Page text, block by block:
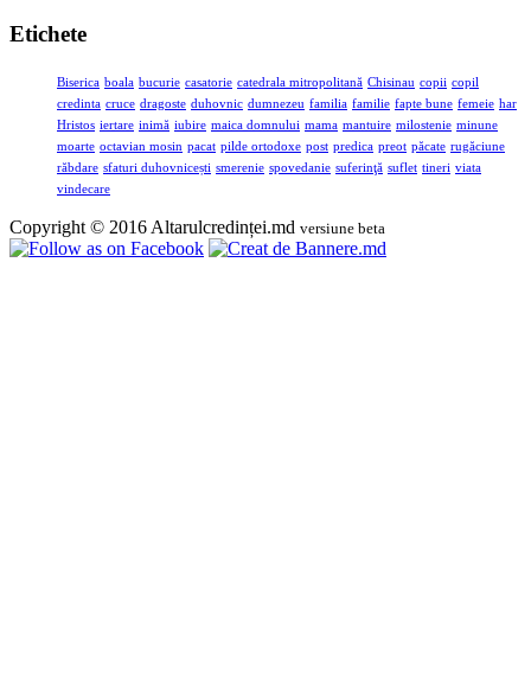
Etichete
Biserica boala bucurie casatorie catedrala mitropolitană Chisinau copii copil
credinta cruce dragoste duhovnic dumnezeu familia familie fapte bune femeie har
Hristos iertare inimă iubire maica domnului mama mantuire milostenie minune
moarte octavian mosin pacat pilde ortodoxe post predica preot păcate rugăciune
răbdare sfaturi duhovnicești smerenie spovedanie suferinţă suflet tineri viata
vindecare
Copyright © 2016 Altarulcredinței.md versiune beta